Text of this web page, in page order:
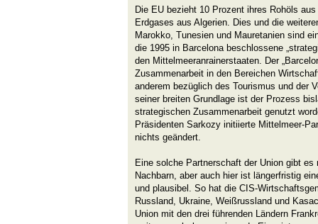
Die EU bezieht 10 Prozent ihres Rohöls
Erdgases aus Algerien. Dies und die
Marokko, Tunesien und Mauretanien sind
die 1995 in Barcelona beschlossene
den Mittelmeeranrainerstaaten. Der
Zusammenarbeit in den Bereichen
anderem bezüglich des Tourismus und der
seiner breiten Grundlage ist der Prozess
strategischen Zusammenarbeit genutzt
Präsidenten Sarkozy initiierte Mittelmeer-
nichts geändert.
Eine solche Partnerschaft der Union gibt
Nachbarn, aber auch hier ist längerfristig
und plausibel. So hat die CIS-
Russland, Ukraine, Weißrussland und
Union mit den drei führenden Ländern